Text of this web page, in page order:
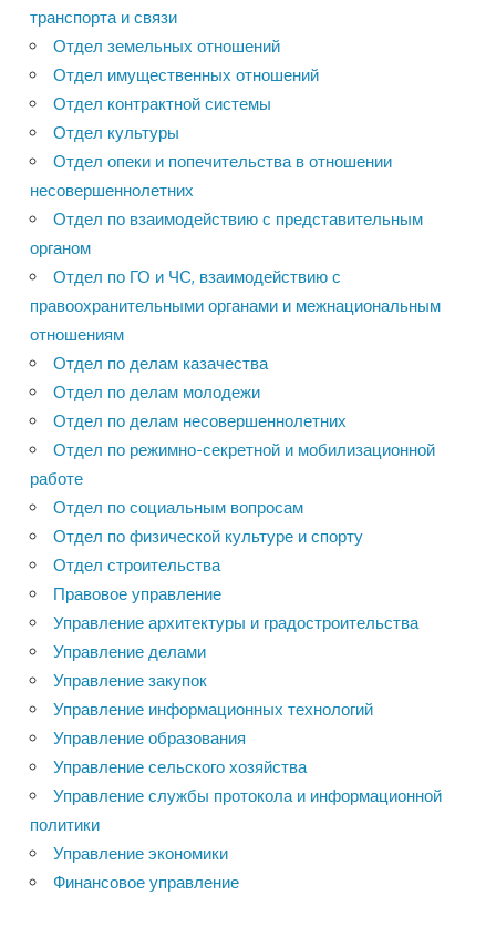
транспорта и связи
Отдел земельных отношений
Отдел имущественных отношений
Отдел контрактной системы
Отдел культуры
Отдел опеки и попечительства в отношении
несовершеннолетних
Отдел по взаимодействию с представительным
органом
Отдел по ГО и ЧС, взаимодействию с
правоохранительными органами и межнациональным
отношениям
Отдел по делам казачества
Отдел по делам молодежи
Отдел по делам несовершеннолетних
Отдел по режимно-секретной и мобилизационной
работе
Отдел по социальным вопросам
Отдел по физической культуре и спорту
Отдел строительства
Правовое управление
Управление архитектуры и градостроительства
Управление делами
Управление закупок
Управление информационных технологий
Управление образования
Управление сельского хозяйства
Управление службы протокола и информационной
политики
Управление экономики
Финансовое управление